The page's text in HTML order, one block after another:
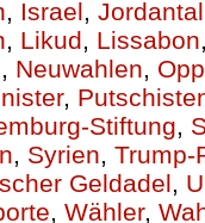
, Israel, Jordantal
, Likud, Lissabon,
, Neuwahlen,
,
Stiftung,
, Syrien, Trump-
Geldadel,
, Wähler,